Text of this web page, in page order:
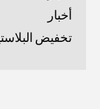
أخبار
تخفيض